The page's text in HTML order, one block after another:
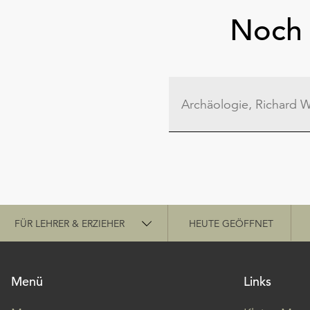
Schnellzugriff
FÜR LEHRER & ERZIEHER HEUTE GEÖFFNET
Menü
Links